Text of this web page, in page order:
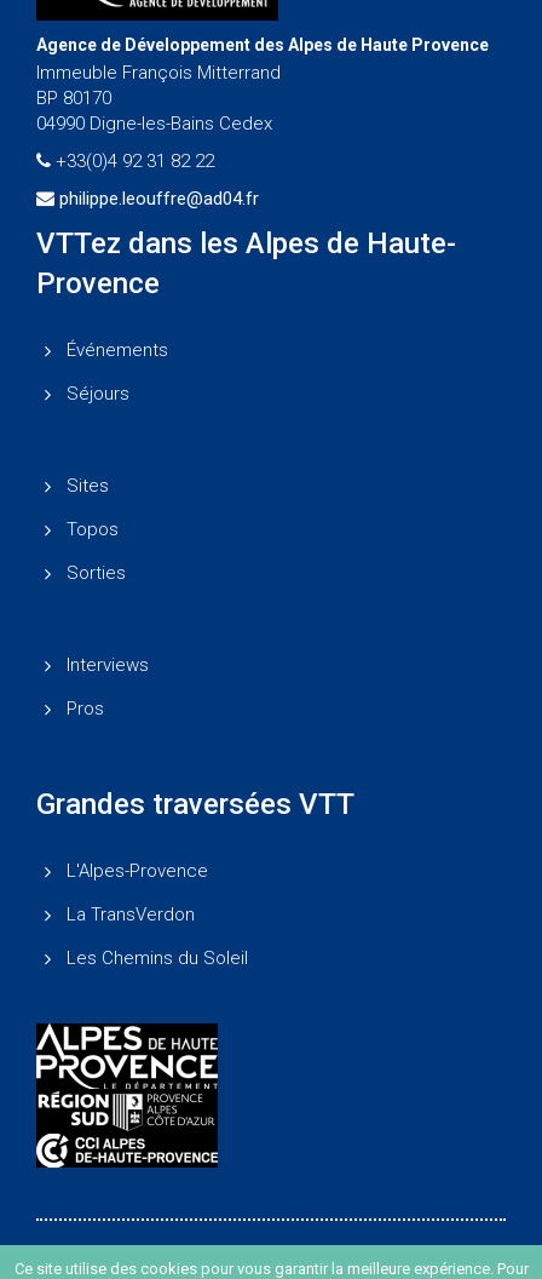
Agence de Développement des Alpes de Haute Provence
Immeuble François Mitterrand
BP 80170
04990 Digne-les-Bains Cedex
+33(0)4 92 31 82 22
philippe.leouffre@ad04.fr
VTTez dans les Alpes de Haute-
Provence
Événements
Séjours
Sites
Topos
Sorties
Interviews
Pros
Grandes traversées VTT
L'Alpes-Provence
La TransVerdon
Les Chemins du Soleil
Ce site utilise des cookies pour vous garantir la meilleure expérience. Pour